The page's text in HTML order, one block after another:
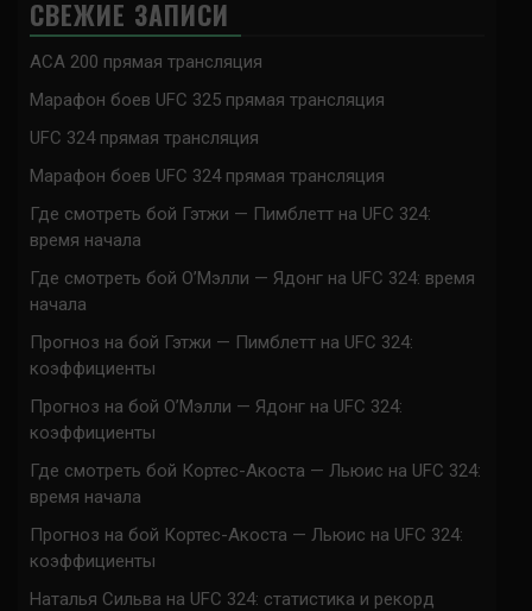
СВЕЖИЕ ЗАПИСИ
ACA 200 прямая трансляция
Марафон боев UFC 325 прямая трансляция
UFC 324 прямая трансляция
Марафон боев UFC 324 прямая трансляция
Где смотреть бой Гэтжи — Пимблетт на UFC 324:
время начала
Где смотреть бой О’Мэлли — Ядонг на UFC 324: время
начала
Прогноз на бой Гэтжи — Пимблетт на UFC 324:
коэффициенты
Прогноз на бой О’Мэлли — Ядонг на UFC 324:
коэффициенты
Где смотреть бой Кортес-Акоста — Льюис на UFC 324:
время начала
Прогноз на бой Кортес-Акоста — Льюис на UFC 324:
коэффициенты
Наталья Сильва на UFC 324: статистика и рекорд